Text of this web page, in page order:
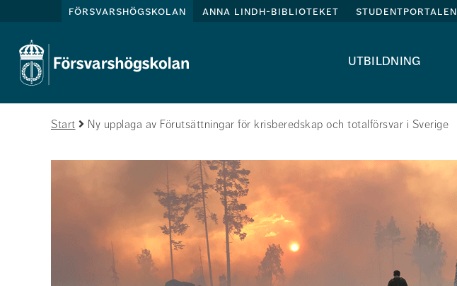
försvarshögskolan anna lindh-biblioteket studentportalen
utbildning
Start Ny upplaga av Förutsättningar för krisberedskap och totalförsvar i Sverige